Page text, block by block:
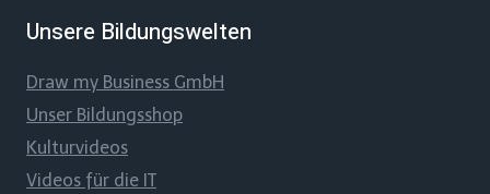
Unsere Bildungswelten
Draw my Business GmbH
Unser Bildungsshop
Kulturvideos
Videos für die IT